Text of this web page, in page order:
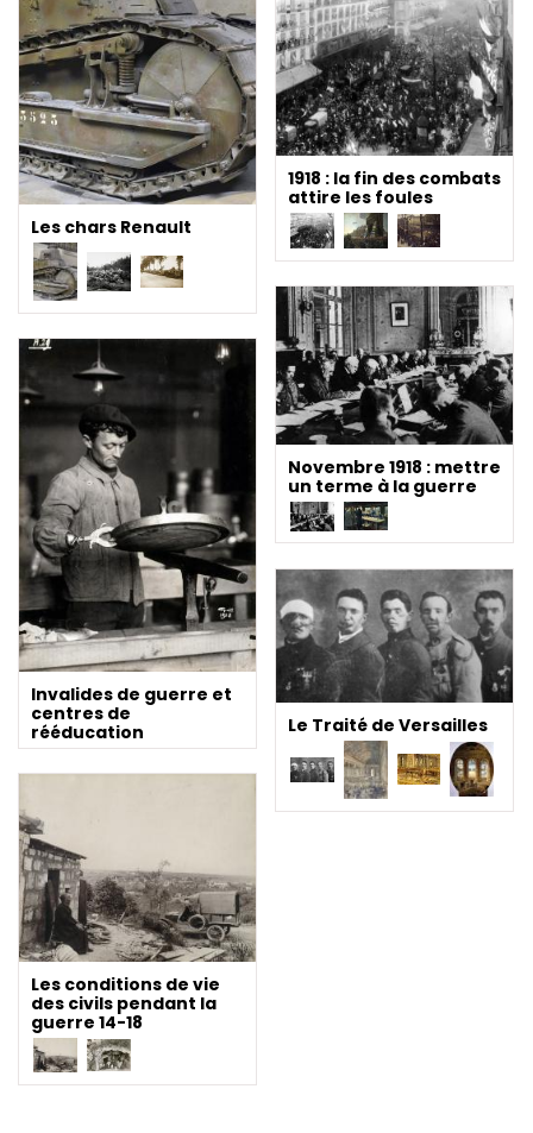
Les chars Renault
1918 : la fin des combats
attire les foules
Novembre 1918 : mettre
un terme à la guerre
Invalides de guerre et
centres de
rééducation
Le Traité de Versailles
Les conditions de vie
des civils pendant la
guerre 14-18